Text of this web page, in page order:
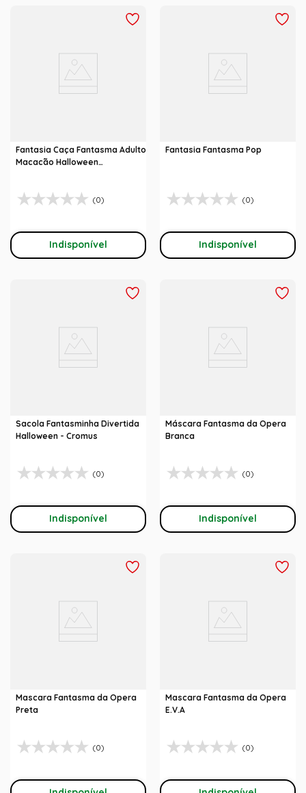
Fantasia Caça Fantasma Adulto
Macacão Halloween
(0)
Indisponível
Fantasia Fantasma Pop
(0)
Indisponível
Sacola Fantasminha Divertida
Halloween - Cromus
(0)
Indisponível
Máscara Fantasma da Opera
Branca
(0)
Indisponível
Mascara Fantasma da Opera
Preta
(0)
Mascara Fantasma da Opera
E.V.A
(0)